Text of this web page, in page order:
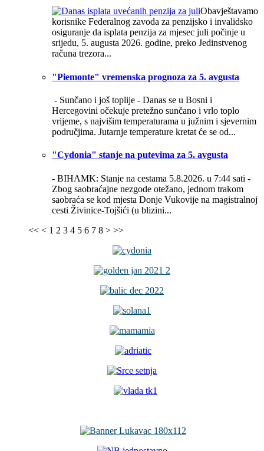
Obavještavamo
korisnike Federalnog zavoda za penzijsko i invalidsko
osiguranje da isplata penzija za mjesec juli počinje u
srijedu, 5. augusta 2026. godine, preko Jedinstvenog
računa trezora...
"Piemonte" vremenska prognoza za 5. avgusta
- Sunčano i još toplije - Danas se u Bosni i
Hercegovini očekuje pretežno sunčano i vrlo toplo
vrijeme, s najvišim temperaturama u južnim i sjevernim
područjima. Jutarnje temperature kretat će se od...
"Cydonia" stanje na putevima za 5. avgusta
- BIHAMK: Stanje na cestama 5.8.2026. u 7:44 sati -
Zbog saobraćajne nezgode otežano, jednom trakom
saobraća se kod mjesta Donje Vukovije na magistralnoj
cesti Živinice-Tojšići (u blizini...
<< < 1 2 3 4 5 6 7 8 > >>